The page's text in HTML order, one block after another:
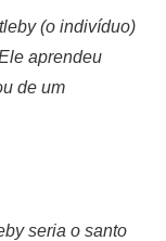
(o indivíduo)
aprendeu
de um
seria o santo